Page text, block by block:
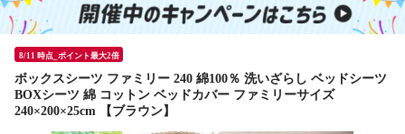
8/11 時点_ポイント最大2倍
ボックスシーツ ファミリー 240 綿100％ 洗いざらし ベッドシーツ
BOXシーツ 綿 コットン ベッドカバー ファミリーサイズ
240×200×25cm 【ブラウン】